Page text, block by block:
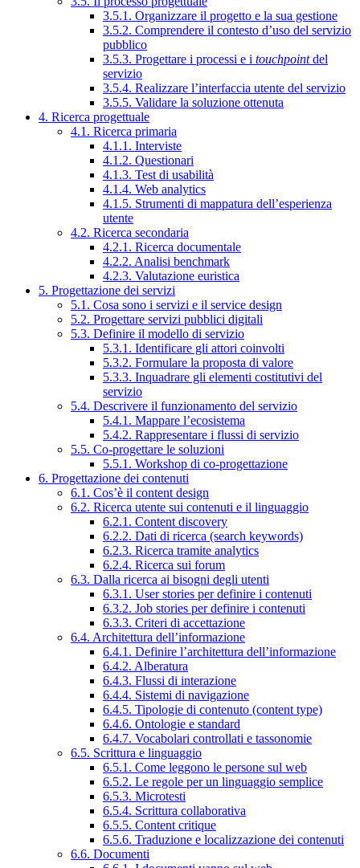
3.5.1. Organizzare il progetto e la sua gestione
3.5.2. Comprendere il contesto d’uso del servizio
pubblico
3.5.3. Progettare i processi e i touchpointdel
servizio
3.5.4. Realizzare l’interfaccia utente del servizio
3.5.5. Validare la soluzione ottenuta
4. Ricerca progettuale
4.1. Ricerca primaria
4.1.1. Interviste
4.1.2. Questionari
4.1.3. Test di usabilità
4.1.4. Web analytics
4.1.5. Strumenti di mappatura dell’esperienza
utente
4.2. Ricerca secondaria
4.2.1. Ricerca documentale
4.2.2. Analisi benchmark
4.2.3. Valutazione euristica
5. Progettazione dei servizi
5.1. Cosa sono i servizi e il service design
5.2. Progettare servizi pubblici digitali
5.3. Definire il modello di servizio
5.3.1. Identificare gli attori coinvolti
5.3.2. Formulare la proposta di valore
5.3.3. Inquadrare gli elementi costitutivi del
servizio
5.4. Descrivere il funzionamento del servizio
5.4.1. Mappare l’ecosistema
5.4.2. Rappresentare i flussi di servizio
5.5. Co-progettare le soluzioni
5.5.1. Workshop di co-progettazione
6. Progettazione dei contenuti
6.1. Cos’è il content design
6.2. Ricerca utente sui contenuti e il linguaggio
6.2.1. Content discovery
6.2.2. Dati di ricerca (search keywords)
6.2.3. Ricerca tramite analytics
6.2.4. Ricerca sui forum
6.3. Dalla ricerca ai bisogni degli utenti
6.3.1. User stories per definire i contenuti
6.3.2. Job stories per definire i contenuti
6.3.3. Criteri di accettazione
6.4. Architettura dell’informazione
6.4.1. Definire l’architettura dell’informazione
6.4.2. Alberatura
6.4.3. Flussi di interazione
6.4.4. Sistemi di navigazione
6.4.5. Tipologie di contenuto (content type)
6.4.6. Ontologie e standard
6.4.7. Vocabolari controllati e tassonomie
6.5. Scrittura e linguaggio
6.5.1. Come leggono le persone sul web
6.5.2. Le regole per un linguaggio semplice
6.5.3. Microtesti
6.5.4. Scrittura collaborativa
6.5.5. Content critique
6.5.6. Traduzione e localizzazione dei contenuti
6.6. Documenti